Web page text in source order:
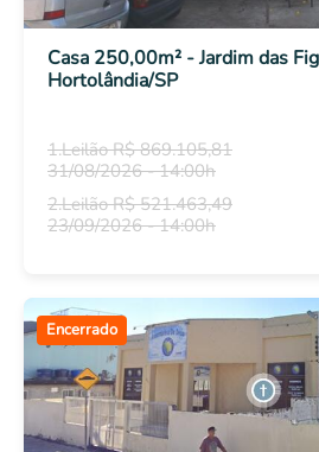
Casa 250,00m² - Jardim das
Hortolândia/SP
1.Leilão R$ 869.105,81
31/08/2026 - 14:00h
2.Leilão R$ 521.463,49
23/09/2026 - 14:00h
Encerrado